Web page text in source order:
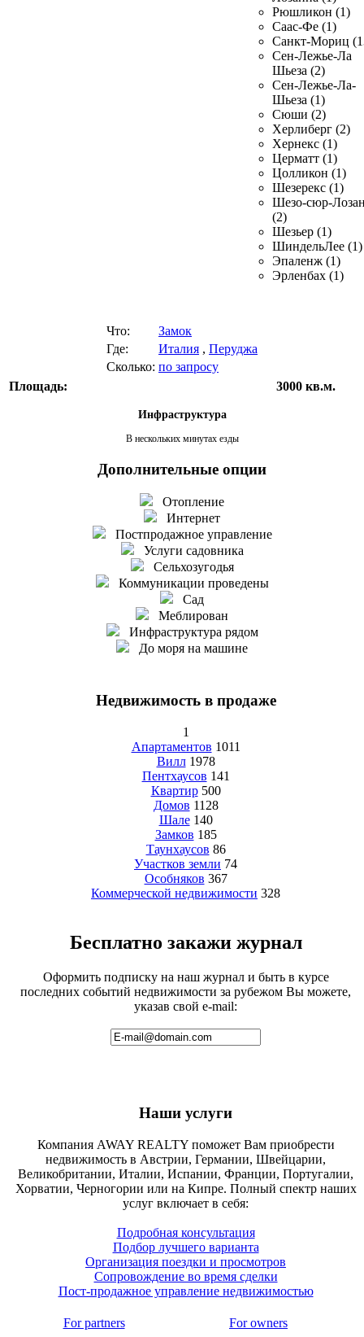
Рюшликон (1)
Саас-Фе (1)
Санкт-Мориц
Сен-Лежье-Ла
Шьеза (2)
Сен-Лежье-Ла-
Шьеза (1)
Сюши (2)
Херлиберг (2)
Хернекс (1)
Церматт (1)
Цолликон (1)
Шезерекс (1)
Шезо-сюр-
(2)
Шезьер (1)
ШиндельЛее (1)
Эпаленж (1)
Эрленбах (1)
Что:
Замок
Где:
Италия , Перуджа
Сколько: по запросу
Площадь:
3000 кв.м.
Инфраструктура
В нескольких минутах езды
Дополнительные опции
Отопление
Интернет
Постпродажное управление
Услуги садовника
Сельхозугодья
Коммуникации проведены
Сад
Меблирован
Инфраструктура рядом
До моря на машине
Недвижимость в продаже
1
Апартаментов 1011
Вилл 1978
Пентхаусов 141
Квартир 500
Домов 1128
Шале 140
Замков 185
Таунхаусов 86
Участков земли 74
Особняков 367
Коммерческой недвижимости 328
Бесплатно закажи журнал
Оформить подписку на наш журнал и быть в курсе
последних событий недвижимости за рубежом Вы можете,
указав свой e-mail:
Наши услуги
Компания AWAY REALTY поможет Вам приобрести
недвижимость в Австрии, Германии, Швейцарии,
Великобритании, Италии, Испании, Франции, Португалии,
Хорватии, Черногории или на Кипре. Полный спектр наших
услуг включает в себя:
Подробная консультация
Подбор лучшего варианта
Организация поездки и просмотров
Сопровождение во время сделки
Пост-продажное управление недвижимостью
For partners For owners